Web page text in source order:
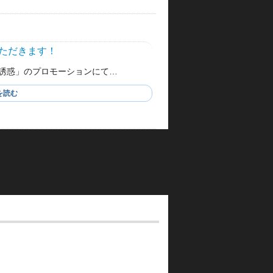
だきます！
惑」のプロモーションにて…
読む